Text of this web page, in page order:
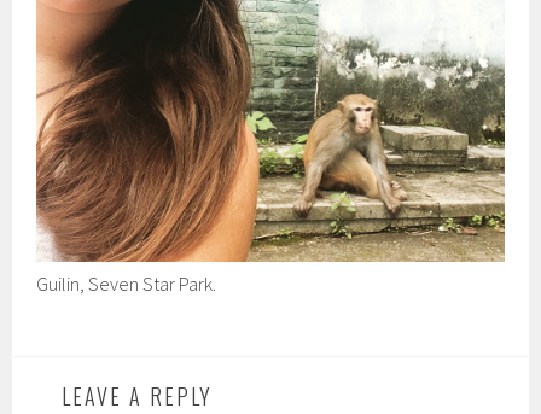
Guilin, Seven Star Park.
LEAVE A REPLY